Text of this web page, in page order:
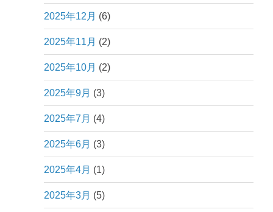
2025年12月 (6)
2025年11月 (2)
2025年10月 (2)
2025年9月 (3)
2025年7月 (4)
2025年6月 (3)
2025年4月 (1)
2025年3月 (5)